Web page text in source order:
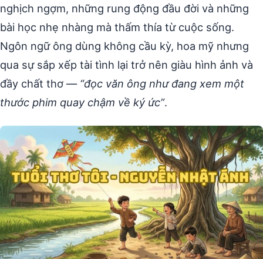
nghịch ngợm, những rung động đầu đời và những
bài học nhẹ nhàng mà thấm thía từ cuộc sống.
Ngôn ngữ ông dùng không cầu kỳ, hoa mỹ nhưng
qua sự sắp xếp tài tình lại trở nên giàu hình ảnh và
đầy chất thơ — “đọc văn ông như đang xem một
thước phim quay chậm về ký ức”.